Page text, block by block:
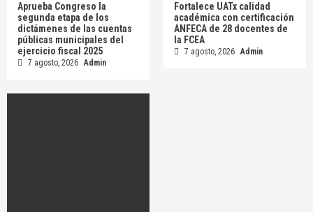
Aprueba Congreso la
segunda etapa de los
dictámenes de las cuentas
públicas municipales del
ejercicio fiscal 2025
7 agosto, 2026 Admin
Fortalece UATx calidad
académica con certificación
ANFECA de 28 docentes de
la FCEA
7 agosto, 2026 Admin